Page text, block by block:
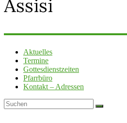
Aktuelles
Termine
Gottesdienstzeiten
Pfarrbüro
Kontakt – Adressen